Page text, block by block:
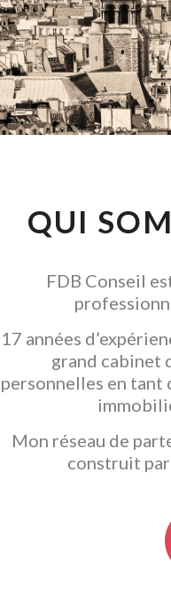
QUI
FDB Conseil
17 années
grand cabinet
personnelles en tant
Mon réseau de
construit